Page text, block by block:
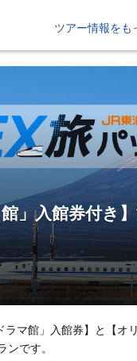
ツアー情報をも
館」入館券付き
マ館」入館券】と【オ
です。